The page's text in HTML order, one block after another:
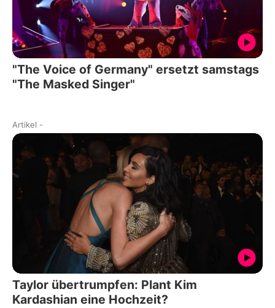
"The Voice of Germany" ersetzt samstags
"The Masked Singer"
Artikel -
Taylor übertrumpfen: Plant Kim
Kardashian eine Hochzeit?